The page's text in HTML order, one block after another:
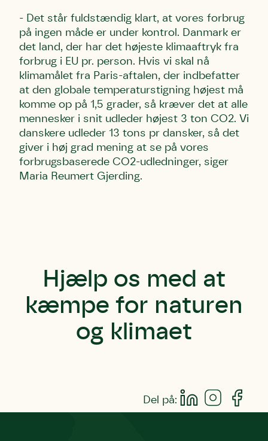
- Det står fuldstændig klart, at vores forbrug
på ingen måde er under kontrol. Danmark er
det land, der har det højeste klimaaftryk fra
forbrug i EU pr. person. Hvis vi skal nå
klimamålet fra Paris-aftalen, der indbefatter
at den globale temperaturstigning højest må
komme op på 1,5 grader, så kræver det at alle
mennesker i snit udleder højest 3 ton CO2. Vi
danskere udleder 13 tons pr dansker, så det
giver i høj grad mening at se på vores
forbrugsbaserede CO2-udledninger, siger
Maria Reumert Gjerding.
Hjælp os med at
kæmpe for naturen
og klimaet
Del på: